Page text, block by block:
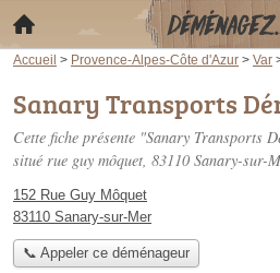
Accueil > Provence-Alpes-Côte d'Azur > Var
Sanary Transports
Cette fiche présente "Sanary Transports
situé rue guy môquet, 83110 Sanary-sur-
152 Rue Guy Môquet
83110 Sanary-sur-Mer
📞 Appeler ce déménageur